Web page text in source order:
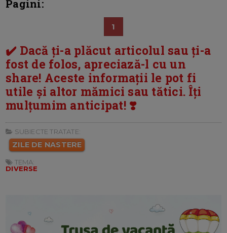
Pagini:
1
✔️ Dacă ți-a plăcut articolul sau ți-a
fost de folos, apreciază-l cu un
share! Aceste informații le pot fi
utile și altor mămici sau tătici. Îți
mulțumim anticipat! ❣️
SUBIECTE TRATATE:
ZILE DE NASTERE
TEMA:
DIVERSE